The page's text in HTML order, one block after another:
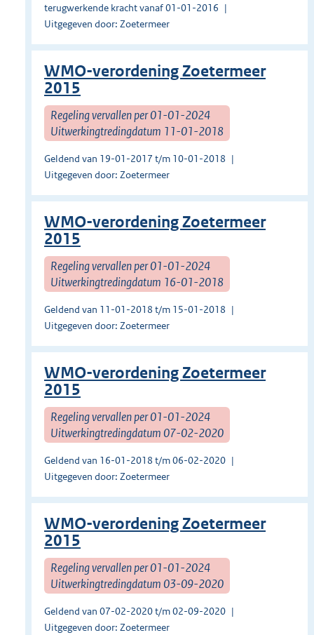
terugwerkende kracht vanaf 01-01-2016
Uitgegeven door: Zoetermeer
WMO-verordening Zoetermeer
2015
Regeling vervallen per 01-01-2024
Uitwerkingtredingdatum 11-01-2018
Geldend van 19-01-2017 t/m 10-01-2018
Uitgegeven door: Zoetermeer
WMO-verordening Zoetermeer
2015
Regeling vervallen per 01-01-2024
Uitwerkingtredingdatum 16-01-2018
Geldend van 11-01-2018 t/m 15-01-2018
Uitgegeven door: Zoetermeer
WMO-verordening Zoetermeer
2015
Regeling vervallen per 01-01-2024
Uitwerkingtredingdatum 07-02-2020
Geldend van 16-01-2018 t/m 06-02-2020
Uitgegeven door: Zoetermeer
WMO-verordening Zoetermeer
2015
Regeling vervallen per 01-01-2024
Uitwerkingtredingdatum 03-09-2020
Geldend van 07-02-2020 t/m 02-09-2020
Uitgegeven door: Zoetermeer